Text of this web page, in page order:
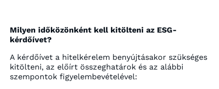
Milyen időközönként kell kitölteni az ESG-
kérdőívet?
A kérdőívet a hitelkérelem benyújtásakor szükséges
kitölteni, az előírt összeghatárok és az alábbi
szempontok figyelembevételével: